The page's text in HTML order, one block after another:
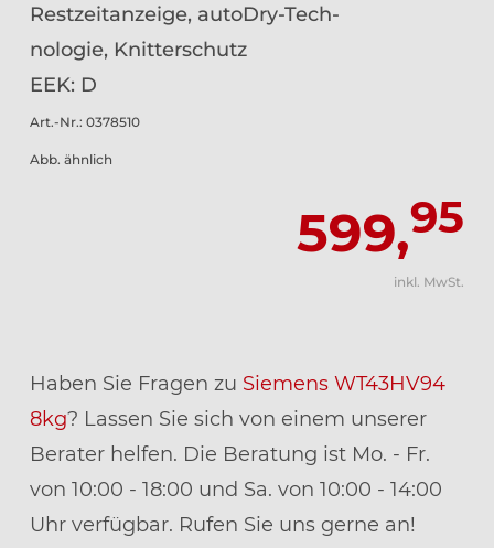
Restzeitanzeige, autoDry-Tech-
nologie, Knitterschutz
EEK: D
Art.-Nr.: 0378510
Abb. ähnlich
599,95
inkl. MwSt.
Haben Sie Fragen zu Siemens WT43HV94
8kg? Lassen Sie sich von einem unserer
Berater helfen. Die Beratung ist Mo. - Fr.
von 10:00 - 18:00 und Sa. von 10:00 - 14:00
Uhr verfügbar. Rufen Sie uns gerne an!